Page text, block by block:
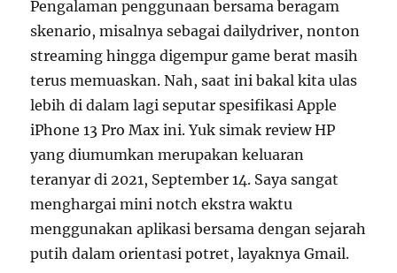
Pengalaman penggunaan bersama beragam
skenario, misalnya sebagai dailydriver, nonton
streaming hingga digempur game berat masih
terus memuaskan. Nah, saat ini bakal kita ulas
lebih di dalam lagi seputar spesifikasi Apple
iPhone 13 Pro Max ini. Yuk simak review HP
yang diumumkan merupakan keluaran
teranyar di 2021, September 14. Saya sangat
menghargai mini notch ekstra waktu
menggunakan aplikasi bersama dengan sejarah
putih dalam orientasi potret, layaknya Gmail.